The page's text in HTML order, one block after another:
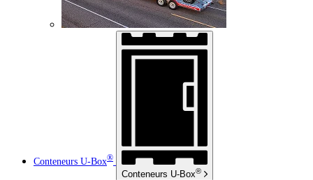
Conteneurs U-Box®
Conteneurs U-Box®